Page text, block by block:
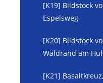
[K19] Bildstock
Espelsweg
[K20] Bildstock
Waldrand am
[K21]